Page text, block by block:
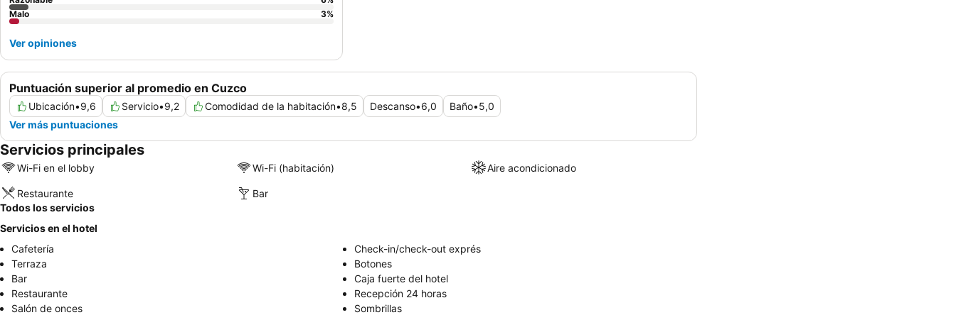
Puntuación superior al promedio en Cuzco
Ubicación•9,6 Servicio•9,2 Comodidad de la habitación•8,5 Descanso•6,0 Baño•5,0
Ver más puntuaciones
Malo
3%
Ver opiniones
Servicios principales
Wi-Fi en el lobby Wi-Fi (habitación) Aire acondicionado
Restaurante
Bar
Todos los servicios
Servicios en el hotel
Cafetería
Check-in/check-out exprés
Terraza
Botones
Bar
Caja fuerte del hotel
Restaurante
Recepción 24 horas
Salón de onces
Sombrillas